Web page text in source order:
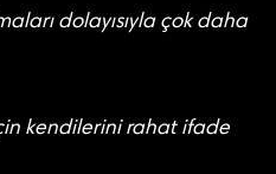
dolayısıyla çok daha
kendilerini rahat ifade